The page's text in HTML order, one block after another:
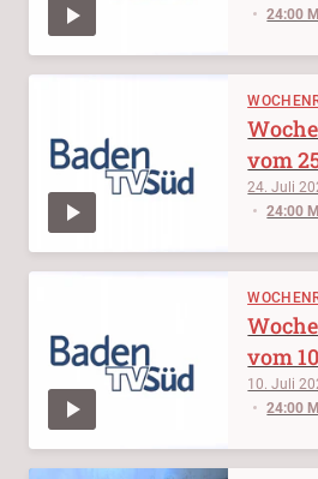
24:00
24. Juli
24:00
vom
10. Juli
24:00
vom